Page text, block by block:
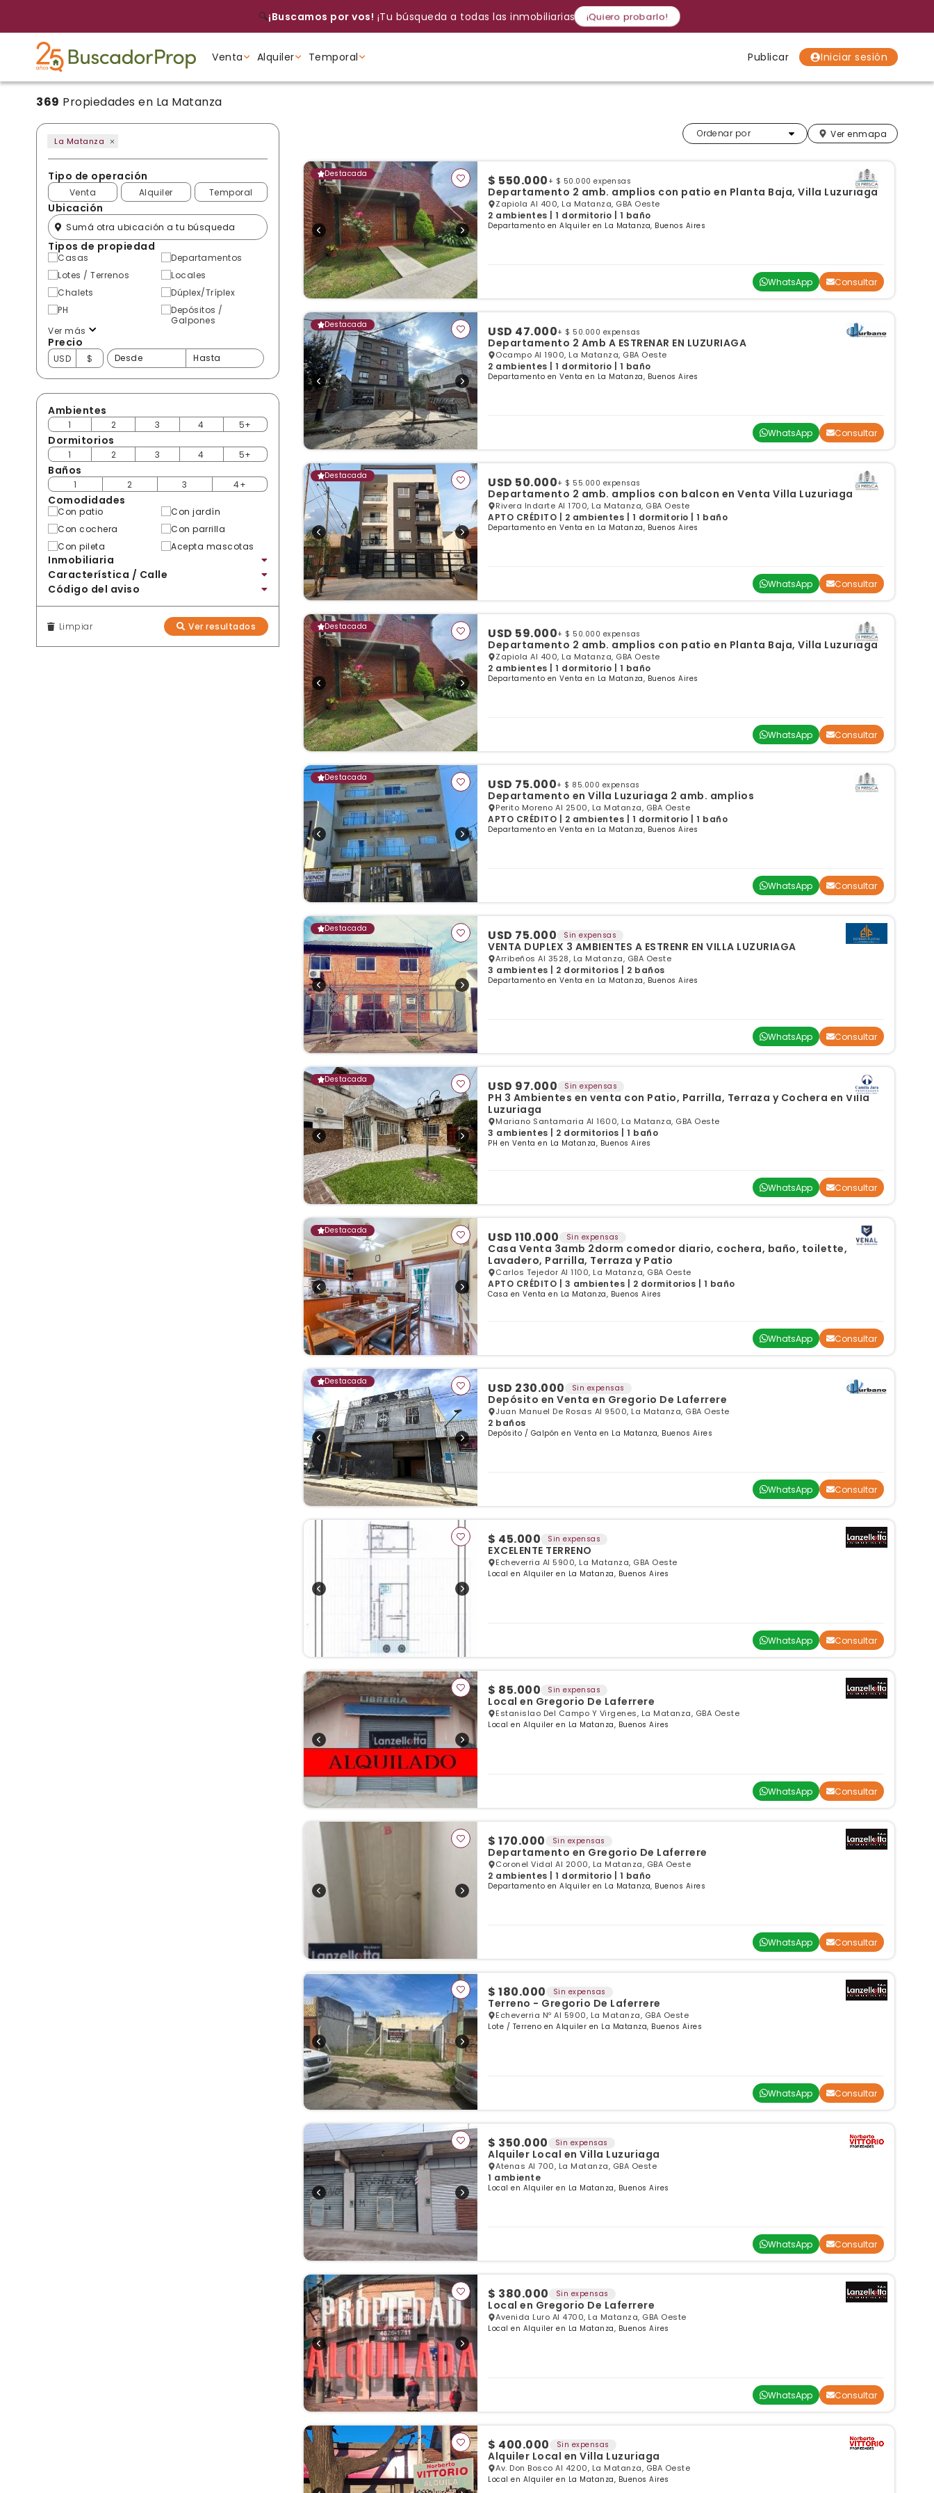
🔍¡Buscamos por vos! ¡Tu búsqueda a todas las inmobiliarias! ¡Quiero probarlo!
Venta
Tipo de propiedad
Alquiler
Tipo de propiedad
Temporal
Tipo de propiedad
Publicar Iniciar sesión
Cancelar Si, eliminar
Gracias
369 Propiedades en La Matanza
La Matanza
Tipo de operación
Venta Alquiler Temporal
Ubicación
Tipos de propiedad
Casas
Departamentos
Lotes / Terrenos
Locales
Chalets
Dúplex/Tríplex
PH
Depósitos /
Galpones
Ver más
Precio
USD $
Ambientes
1 2 3 4 5+
Dormitorios
1 2 3 4 5+
Baños
1 2 3 4+
Comodidades
Con patio
Con jardín
Con cochera
Con parrilla
Con pileta
Acepta mascotas
Inmobiliaria
Característica / Calle
Código del aviso
Limpiar Ver resultados
Ordenar por
Más relevantes Ver enmapa
Destacada $ 550.000 + $ 50.000 expensas
Departamento 2 amb. amplios con patio en Planta Baja, Villa Luzuriaga
Zapiola Al 400, La Matanza, GBA Oeste
2 ambientes | 1 dormitorio | 1 baño
Departamento en Alquiler en La Matanza, Buenos Aires
WhatsApp Consultar
Destacada USD 47.000+ $ 50.000 expensas
Departamento 2 Amb A ESTRENAR EN LUZURIAGA
Ocampo Al 1900, La Matanza, GBA Oeste
2 ambientes | 1 dormitorio | 1 baño
Departamento en Venta en La Matanza, Buenos Aires
WhatsApp Consultar
Destacada USD 50.000+ $ 55.000 expensas
Departamento 2 amb. amplios con balcon en Venta Villa Luzuriaga
Rivera Indarte Al 1700, La Matanza, GBA Oeste
APTO CRÉDITO | 2 ambientes | 1 dormitorio | 1 baño
Departamento en Venta en La Matanza, Buenos Aires
WhatsApp Consultar
Destacada USD 59.000+ $ 50.000 expensas
Departamento 2 amb. amplios con patio en Planta Baja, Villa Luzuriaga
Zapiola Al 400, La Matanza, GBA Oeste
2 ambientes | 1 dormitorio | 1 baño
Departamento en Venta en La Matanza, Buenos Aires
WhatsApp Consultar
Destacada USD 75.000+ $ 85.000 expensas
Departamento en Villa Luzuriaga 2 amb. amplios
Perito Moreno Al 2500, La Matanza, GBA Oeste
APTO CRÉDITO | 2 ambientes | 1 dormitorio | 1 baño
Departamento en Venta en La Matanza, Buenos Aires
WhatsApp Consultar
Destacada USD 75.000 Sin expensas
VENTA DUPLEX 3 AMBIENTES A ESTRENR EN VILLA LUZURIAGA
Arribeños Al 3528, La Matanza, GBA Oeste
3 ambientes | 2 dormitorios | 2 baños
Departamento en Venta en La Matanza, Buenos Aires
WhatsApp Consultar
Destacada USD 97.000 Sin expensas
PH 3 Ambientes en venta con Patio, Parrilla, Terraza y Cochera en Villa
Luzuriaga
Mariano Santamaria Al 1600, La Matanza, GBA Oeste
3 ambientes | 2 dormitorios | 1 baño
PH en Venta en La Matanza, Buenos Aires
WhatsApp Consultar
Destacada USD 110.000 Sin expensas
Casa Venta 3amb 2dorm comedor diario, cochera, baño, toilette,
Lavadero, Parrilla, Terraza y Patio
Carlos Tejedor Al 1100, La Matanza, GBA Oeste
APTO CRÉDITO | 3 ambientes | 2 dormitorios | 1 baño
Casa en Venta en La Matanza, Buenos Aires
WhatsApp Consultar
Destacada USD 230.000 Sin expensas
Depósito en Venta en Gregorio De Laferrere
Juan Manuel De Rosas Al 9500, La Matanza, GBA Oeste
2 baños
Depósito / Galpón en Venta en La Matanza, Buenos Aires
WhatsApp Consultar
$ 45.000 Sin expensas
EXCELENTE TERRENO
Echeverria Al 5900, La Matanza, GBA Oeste
Local en Alquiler en La Matanza, Buenos Aires
WhatsApp Consultar
$ 85.000 Sin expensas
Local en Gregorio De Laferrere
Estanislao Del Campo Y Virgenes, La Matanza, GBA Oeste
Local en Alquiler en La Matanza, Buenos Aires
WhatsApp Consultar
$ 170.000 Sin expensas
Departamento en Gregorio De Laferrere
Coronel Vidal Al 2000, La Matanza, GBA Oeste
2 ambientes | 1 dormitorio | 1 baño
Departamento en Alquiler en La Matanza, Buenos Aires
WhatsApp Consultar
$ 180.000 Sin expensas
Terreno - Gregorio De Laferrere
Echeverria Nº Al 5900, La Matanza, GBA Oeste
Lote / Terreno en Alquiler en La Matanza, Buenos Aires
WhatsApp Consultar
$ 350.000 Sin expensas
Alquiler Local en Villa Luzuriaga
Atenas Al 700, La Matanza, GBA Oeste
1 ambiente
Local en Alquiler en La Matanza, Buenos Aires
WhatsApp Consultar
$ 380.000 Sin expensas
Local en Gregorio De Laferrere
Avenida Luro Al 4700, La Matanza, GBA Oeste
Local en Alquiler en La Matanza, Buenos Aires
WhatsApp Consultar
$ 400.000 Sin expensas
Alquiler Local en Villa Luzuriaga
Av. Don Bosco Al 4200, La Matanza, GBA Oeste
Local en Alquiler en La Matanza, Buenos Aires